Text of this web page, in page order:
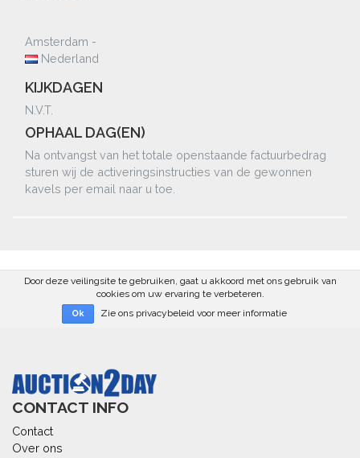
Amsterdam -
Nederland
KIJKDAGEN
N.V.T.
OPHAAL DAG(EN)
Na ontvangst van het totale openstaande factuurbedrag
sturen wij de activeringsinstructies van de gewonnen
kavels per email naar u toe.
Door deze veilingsite te gebruiken, gaat u akkoord met ons gebruik van
cookies om uw ervaring te verbeteren.
Ok Zie ons privacybeleid voor meer informatie
CONTACT INFO
Contact
Over ons